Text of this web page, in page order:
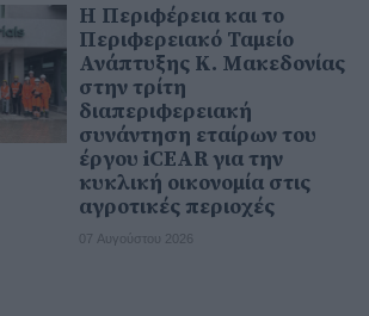
Η Περιφέρεια και το
Περιφερειακό Ταμείο
Ανάπτυξης Κ. Μακεδονίας
στην τρίτη
διαπεριφερειακή
συνάντηση εταίρων του
έργου iCEAR για την
κυκλική οικονομία στις
αγροτικές περιοχές
07 Αυγούστου 2026